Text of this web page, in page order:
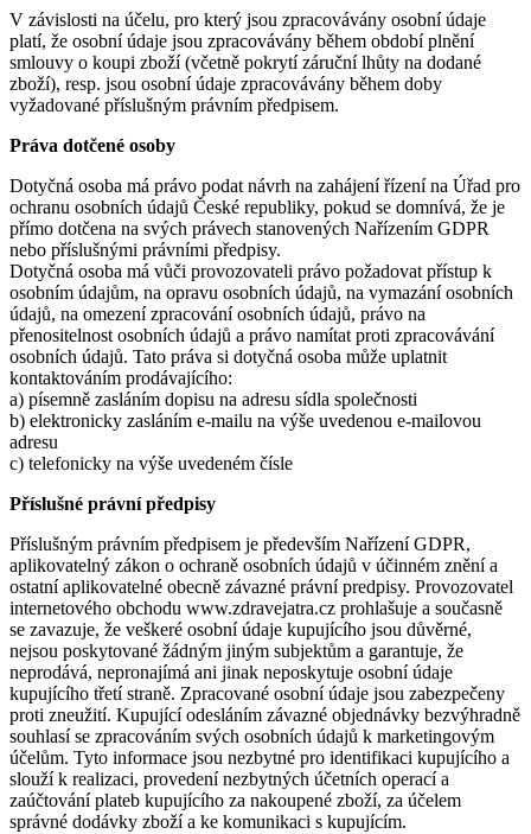
V závislosti na účelu, pro který jsou zpracovávány osobní údaje
platí, že osobní údaje jsou zpracovávány během období plnění
smlouvy o koupi zboží (včetně pokrytí záruční lhůty na dodané
zboží), resp. jsou osobní údaje zpracovávány během doby
vyžadované příslušným právním předpisem.
Práva dotčené osoby
Dotyčná osoba má právo podat návrh na zahájení řízení na Úřad pro
ochranu osobních údajů České republiky, pokud se domnívá, že je
přímo dotčena na svých právech stanovených Nařízením GDPR
nebo příslušnými právními předpisy.
Dotyčná osoba má vůči provozovateli právo požadovat přístup k
osobním údajům, na opravu osobních údajů, na vymazání osobních
údajů, na omezení zpracování osobních údajů, právo na
přenositelnost osobních údajů a právo namítat proti zpracovávání
osobních údajů. Tato práva si dotyčná osoba může uplatnit
kontaktováním prodávajícího:
a) písemně zasláním dopisu na adresu sídla společnosti
b) elektronicky zasláním e-mailu na výše uvedenou e-mailovou
adresu
c) telefonicky na výše uvedeném čísle
Příslušné právní předpisy
Příslušným právním předpisem je především Nařízení GDPR,
aplikovatelný zákon o ochraně osobních údajů v účinném znění a
ostatní aplikovatelné obecně závazné právní predpisy. Provozovatel
internetového obchodu www.zdravejatra.cz prohlašuje a současně
se zavazuje, že veškeré osobní údaje kupujícího jsou důvěrné,
nejsou poskytované žádným jiným subjektům a garantuje, že
neprodává, nepronajímá ani jinak neposkytuje osobní údaje
kupujícího třetí straně. Zpracované osobní údaje jsou zabezpečeny
proti zneužití. Kupující odesláním závazné objednávky bezvýhradně
souhlasí se zpracováním svých osobních údajů k marketingovým
účelům. Tyto informace jsou nezbytné pro identifikaci kupujícího a
slouží k realizaci, provedení nezbytných účetních operací a
zaúčtování plateb kupujícího za nakoupené zboží, za účelem
správné dodávky zboží a ke komunikaci s kupujícím.